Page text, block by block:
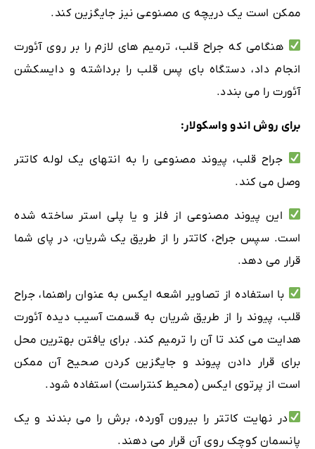
ممکن است یک دریچه ی مصنوعی نیز جایگزین کند.
هنگامی که جراح قلب، ترمیم های لازم را بر روی آئورت
انجام داد، دستگاه بای پس قلب را برداشته و دایسکشن
آئورت را می بندد.
برای روش اندو واسکولار:
جراح قلب، پیوند مصنوعی را به انتهای یک لوله کاتتر
وصل می کند.
این پیوند مصنوعی از فلز و یا پلی استر ساخته شده
است. سپس جراح، کاتتر را از طریق یک شریان، در پای شما
قرار می دهد.
با استفاده از تصاویر اشعه ایکس به عنوان راهنما، جراح
قلب، پیوند را از طریق شریان به قسمت آسیب دیده آئورت
هدایت می کند تا آن را ترمیم کند. برای یافتن بهترین محل
برای قرار دادن پیوند و جایگزین کردن صحیح آن ممکن
است از پرتوی ایکس (محیط کنتراست) استفاده شود.
در نهایت کاتتر را بیرون آورده، برش را می بندند و یک
پانسمان کوچک روی آن قرار می دهند.